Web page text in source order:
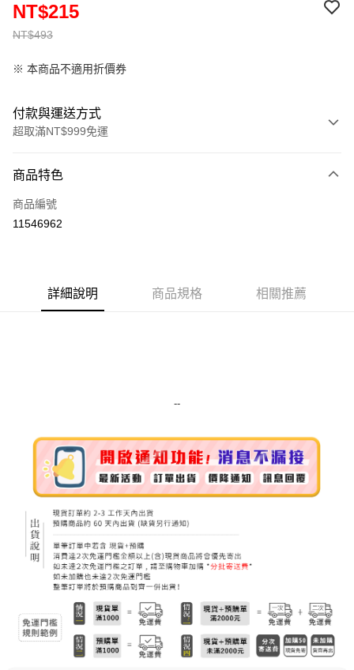
NT$493
NT$215
※ 本商品不適用折價券
付款與運送方式
超取滿NT$999免運
信用卡一次付款
超商取貨付款
街口支付
全家取貨付款
每筆NT$80，滿NT$999(含以上)免運費
每筆NT$80，滿NT$999(含以上)免運費
7-11取貨付款
每筆NT$80，滿NT$999(含以上)免運費
7-11純取貨 (先付款
每筆NT$80，滿NT$999(含以上)免運費
商品特色
商品編號
11546962
詳細說明 商品規格 相關推薦
--